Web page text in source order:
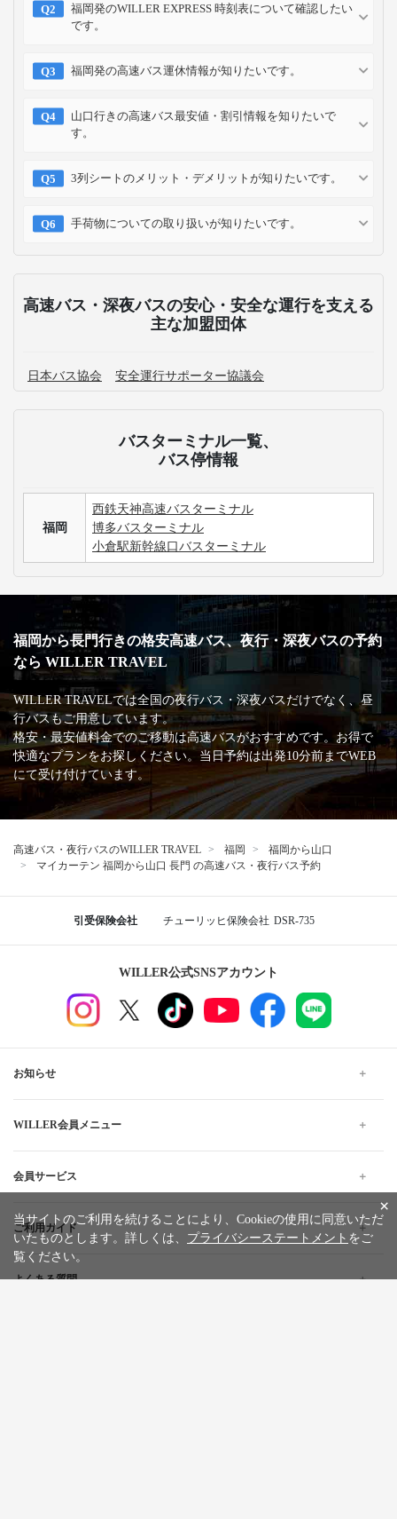
福岡発のWILLER EXPRESS 時刻表について確認したい
です。
福岡発の高速バス運休情報が知りたいです。
山口行きの高速バス最安値・割引情報を知りたいで
す。
3列シートのメリット・デメリットが知りたいです。
手荷物についての取り扱いが知りたいです。
高速バス・深夜バスの安心・安全な運行を支える
主な加盟団体
日本バス協会 安全運行サポーター協議会
バスターミナル一覧、
バス停情報
福岡
西鉄天神高速バスターミナル
博多バスターミナル
小倉駅新幹線口バスターミナル
福岡から長門行きの格安高速バス、夜行・深夜バスの予約
なら WILLER TRAVEL
WILLER TRAVELでは全国の夜行バス・深夜バスだけでなく、昼
行バスもご用意しています。
格安・最安値料金でのご移動は高速バスがおすすめです。お得で
快適なプランをお探しください。当日予約は出発10分前までWEB
にて受け付けています。
高速バス・夜行バスのWILLER TRAVEL 福岡
福岡から山口
マイカーテン 福岡から山口 長門 の高速バス・夜行バス予約
引受保険会社 チューリッヒ保険会社 DSR-735
WILLER公式SNSアカウント
お知らせ
WILLER会員メニュー
会員サービス
ご利用ガイド
よくある質問
×
当サイトのご利用を続けることにより、Cookieの使用に同意いただ
いたものとします。詳しくは、 プライバシーステートメント をご
覧ください。